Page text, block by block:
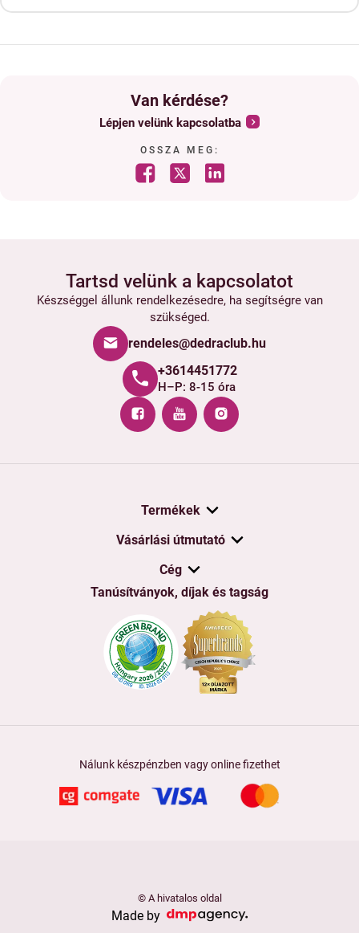
Van kérdése?
Lépjen velünk kapcsolatba
OSSZA MEG:
Tartsd velünk a kapcsolatot
Készséggel állunk rendelkezésedre, ha segítségre van
szükséged.
rendeles@dedraclub.hu
+3614451772
H–P: 8-15 óra
Termékek
Vásárlási útmutató
Cég
Tanúsítványok, díjak és tagság
Nálunk készpénzben vagy online fizethet
© A hivatalos oldal
Made by